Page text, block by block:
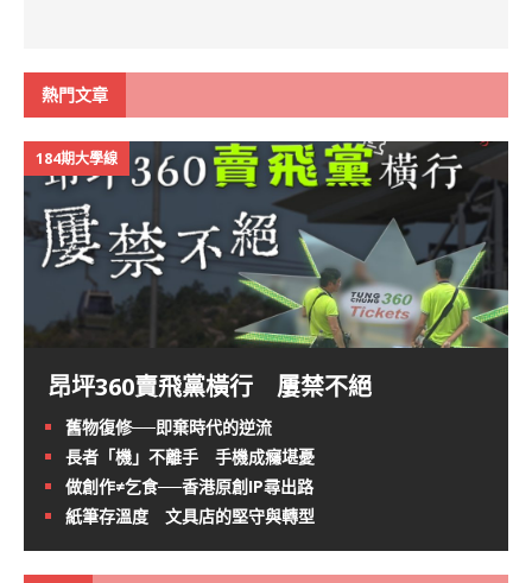
熱門文章
184期大學線
昂坪360賣飛黨橫行 屢禁不絕
舊物復修──即棄時代的逆流
長者「機」不離手 手機成癮堪憂
做創作≠乞食──香港原創IP尋出路
紙筆存溫度 文具店的堅守與轉型